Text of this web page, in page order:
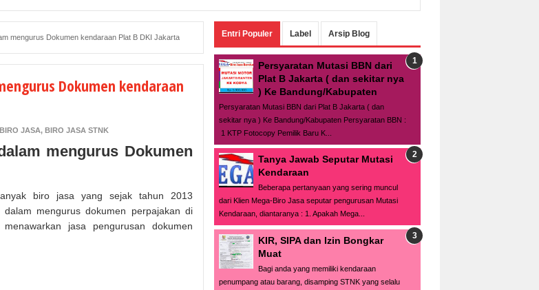
mengurus Dokumen kendaraan Plat B DKI Jakarta
Dokumen kendaraan
BIRO JASA, BIRO JASA STNK
mengurus Dokumen
biro jasa yang sejak tahun 2013
mengurus dokumen perpajakan di
jasa pengurusan dokumen
Entri Populer Label Arsip Blog
Persyaratan Mutasi BBN dari
Plat B Jakarta ( dan sekitar nya
) Ke Bandung/Kabupaten
Persyaratan Mutasi BBN dari Plat B Jakarta ( dan
sekitar nya ) Ke Bandung/Kabupaten Persyaratan BBN :
1 KTP Fotocopy Pemilik Baru K...
Tanya Jawab Seputar Mutasi
Kendaraan
Beberapa pertanyaan yang sering muncul
dari Klien Mega-Biro Jasa seputar pengurusan Mutasi
Kendaraan, diantaranya : 1. Apakah Mega...
KIR, SIPA dan Izin Bongkar
Muat
Bagi anda yang memiliki kendaraan
penumpang atau barang, disamping STNK yang selalu